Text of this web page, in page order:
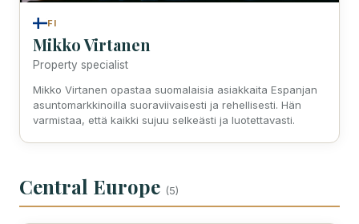
FI
Mikko Virtanen
Property specialist
Mikko Virtanen opastaa suomalaisia asiakkaita Espanjan
asuntomarkkinoilla suoraviivaisesti ja rehellisesti. Hän
varmistaa, että kaikki sujuu selkeästi ja luotettavasti.
Central Europe (5)